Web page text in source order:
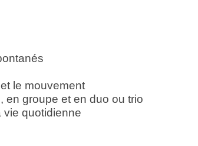
le mouvement
en groupe et en duo ou trio
vie quotidienne